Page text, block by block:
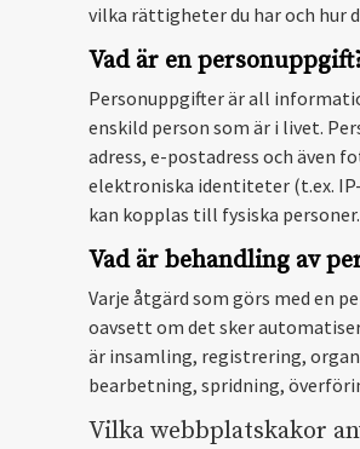
vilka rättigheter du har och hur
Vad är en
Personuppgifter är all
enskild person som är i livet.
adress, e-postadress och även
elektroniska identiteter (t.ex.
kan kopplas till fysiska personer.
Vad är behandling av
Varje åtgärd som görs med en
oavsett om det sker
är insamling, registrering,
bearbetning, spridning,
Vilka webbplatskakor